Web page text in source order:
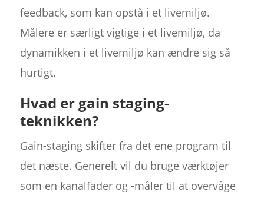
feedback, som kan opstå i et livemiljø.
Målere er særligt vigtige i et livemiljø, da
dynamikken i et livemiljø kan ændre sig så
hurtigt.
Hvad er gain staging-
teknikken?
Gain-staging skifter fra det ene program til
det næste. Generelt vil du bruge værktøjer
som en kanalfader og -måler til at overvåge